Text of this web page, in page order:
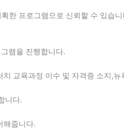
한 프로그램으로 신뢰할 수 있습니
램을 진행합니다.
교육과정 이수 및 자격증 소지,
니다.
해줍니다.